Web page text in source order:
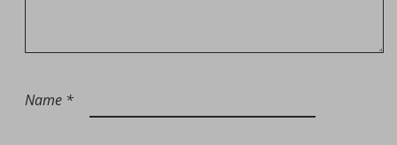
Name *